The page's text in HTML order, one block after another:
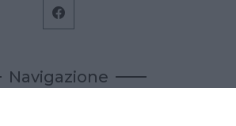
Navigazione